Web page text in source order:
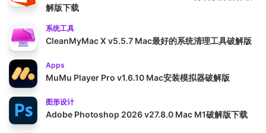
解版下载
系统工具
CleanMyMac X v5.5.7 Mac最好的系统清理工具破解版
Apps
MuMu Player Pro v1.6.10 Mac安装模拟器破解版
图形设计
Adobe Photoshop 2026 v27.8.0 Mac M1破解版下载